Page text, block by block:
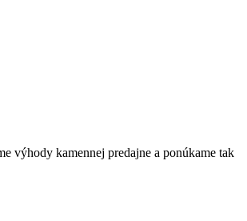
výhody kamennej predajne a ponúkame tak